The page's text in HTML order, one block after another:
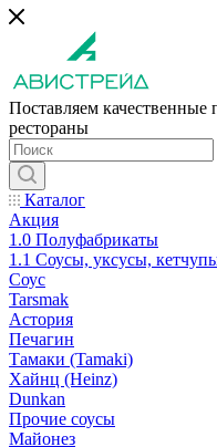
Поставляем
рестораны
Каталог
Акция
1.0 Полуфабрикаты
1.1 Соусы, уксусы,
Соус
Tarsmak
Астория
Печагин
Тамаки (Tamaki)
Хайнц (Heinz)
Dunkan
Прочие соусы
Майонез